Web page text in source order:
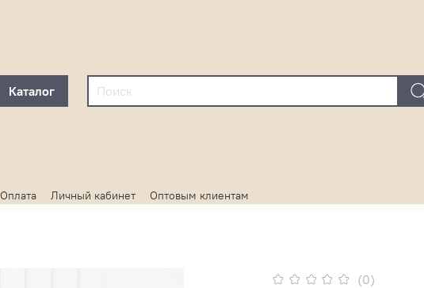
Каталог
Оплата Личный кабинет Оптовым клиентам
(0)